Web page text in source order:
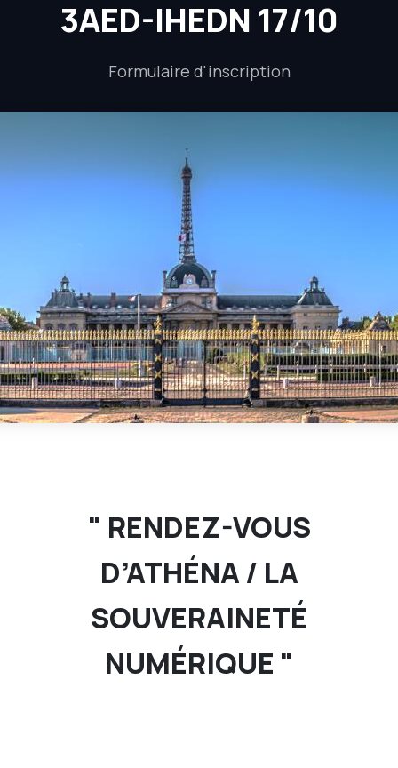
3AED-IHEDN 17/10
Formulaire d'inscription
" RENDEZ-VOUS
D’ATHÉNA / LA
SOUVERAINETÉ
NUMÉRIQUE "